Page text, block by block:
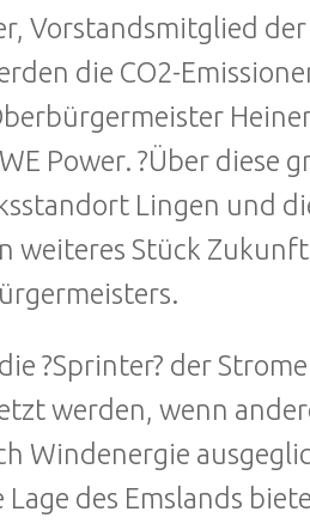
Vorstandsmitglied
die CO2-
Power. ?Über diese
Lingen und
weiteres Stück
?Sprinter? der
werden, wenn
Windenergie
des Emslands